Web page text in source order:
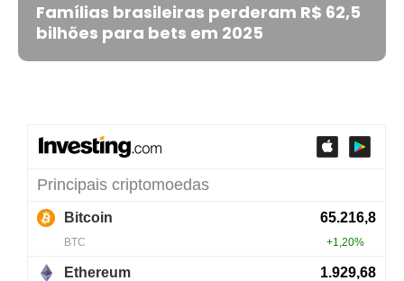
Famílias brasileiras perderam R$ 62,5
bilhões para bets em 2025